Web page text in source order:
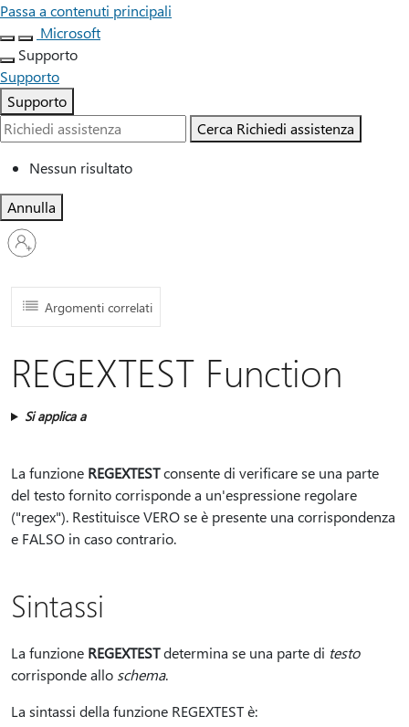
Passa a contenuti principali
Microsoft
Supporto
Supporto
Supporto
Cerca Richiedi assistenza
Nessun risultato
Annulla
Accedi
con
tuo
accountArgomenti correlati
REGEXTEST Function
Si applica a
La funzione REGEXTESTconsente di verificare se una parte
del testo fornito corrisponde a un'espressione regolare
("regex"). Restituisce VERO se è presente una corrispondenza
e FALSO in caso contrario.
Sintassi
La funzione REGEXTESTdetermina se una parte di testo
corrisponde allo schema.
La sintassi della funzione REGEXTEST è: